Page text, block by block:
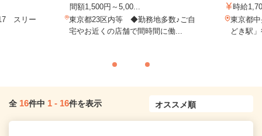
スリー
間額1,500円～5,00...
東京都23区内等 ◆勤務地多数♪ご自
宅やお近くの店舗で間時間に働...
時給
東京都
どき駅
全 16件中 1 - 16件を表示